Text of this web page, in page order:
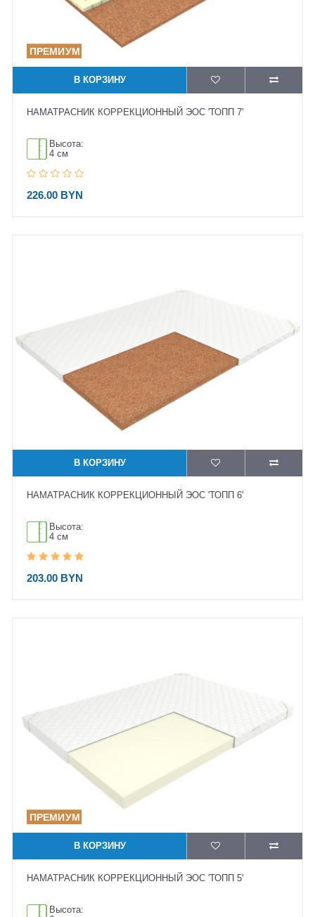
В КОРЗИНУ
НАМАТРАСНИК КОРРЕКЦИОННЫЙ ЭОС 'ТОПП 7'
Высота:
4 см
226.00 BYN
В КОРЗИНУ
НАМАТРАСНИК КОРРЕКЦИОННЫЙ ЭОС 'ТОПП 6'
Высота:
4 см
203.00 BYN
В КОРЗИНУ
НАМАТРАСНИК КОРРЕКЦИОННЫЙ ЭОС 'ТОПП 5'
Высота: